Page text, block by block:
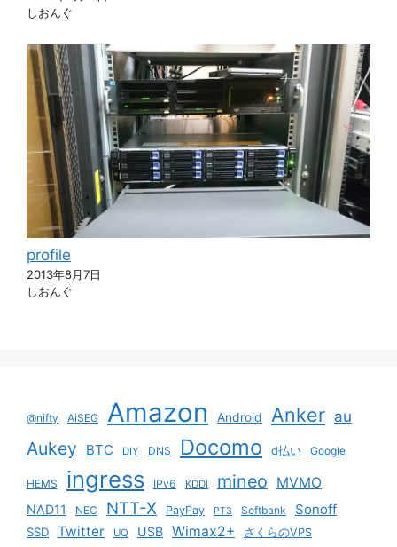
しおんぐ
profile
2013年8月7日
しおんぐ
@nifty AiSEG Amazon Android Anker au
Aukey BTC DIY DNS Docomo d払い Google
HEMS ingress IPv6 KDDI mineo MVMO
NAD11 NEC NTT-X PayPay PT3 Softbank Sonoff
SSD Twitter UQ USB Wimax2+ さくらのVPS